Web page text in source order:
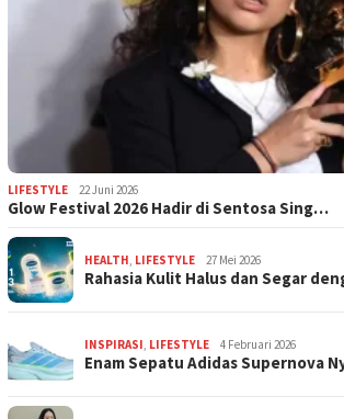
LIFESTYLE 22 Juni 2026
Glow Festival 2026 Hadir di Sentosa Sing…
HEALTH, LIFESTYLE 27 Mei 2026
Rahasia Kulit Halus dan Segar
INSPIRASI, LIFESTYLE 4 Februari 2026
Enam Sepatu Adidas Supernova